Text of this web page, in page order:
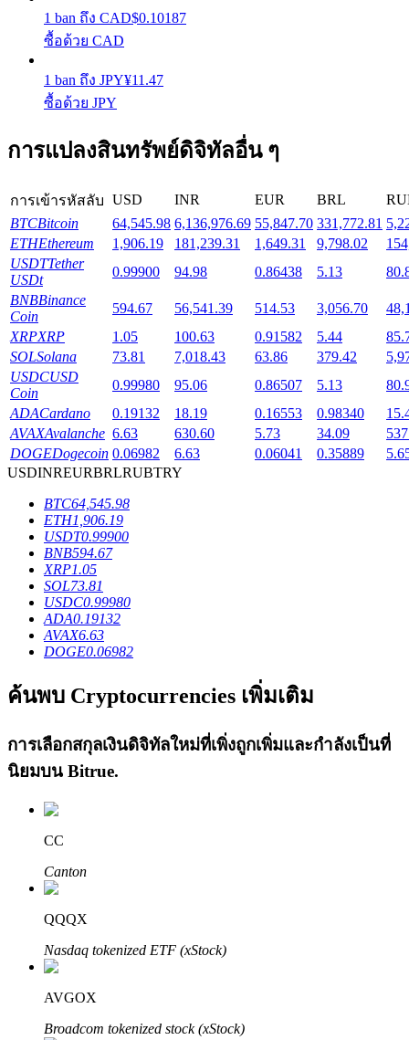
Launchpool
การเซ้งแบบยืดหยุ่นเพื่อรับโทเคนยอดนิยม
การล็อค BTR
การลงทุนพิเศษสำหรับผู้ถือ BTR
เงินกู้
บริการยืมเงินที่ได้รับการสนับสนุนจาก Crypto
ลงทุนอัตโนมัติ
คว้าผลกำไรระยะยาวและผลประโยชน์ที่ยืดหยุ่น
เรียนรู้ Staking
เรียนรู้เกี่ยวกับการสร้างรายได้แบบพาสซีฟ
Bitrue
1 ban ถึง CAD$0.10187
ซื้อด้วย CAD
1 ban ถึง JPY¥11.47
ซื้อด้วย JPY
การแปลงสินทรัพย์ดิจิทัลอื่น ๆ
การเข้ารหัสลับ USD INR EUR BRL
BTCBitcoin 64,545.98 6,136,976.69 55,847.70 331,772.81
ETHEthereum 1,906.19 181,239.31 1,649.31 9,798.02
USDTTether
USDt
0.99900 94.98 0.86438 5.13
BNBBinance
Coin
594.67 56,541.39 514.53 3,056.70
XRPXRP 1.05 100.63 0.91582 5.44
SOLSolana 73.81 7,018.43 63.86 379.42
USDCUSD
Coin
0.99980 95.06 0.86507 5.13
ADACardano 0.19132 18.19 0.16553 0.98340
AVAXAvalanche 6.63 630.60 5.73 34.09
DOGEDogecoin 0.06982 6.63 0.06041 0.35889
USDINREURBRLRUBTRY
BTC64,545.98
ETH1,906.19
USDT0.99900
BNB594.67
XRP1.05
SOL73.81
USDC0.99980
ADA0.19132
AVAX6.63
DOGE0.06982
ค้นพบ Cryptocurrencies เพิ่มเติม
การเลือกสกุลเงินดิจิทัลใหม่ที่เพิ่งถูกเพิ่มและกำลังเป็นที่
นิยมบน Bitrue.
CC
Canton
QQQX
Nasdaq tokenized ETF (xStock)
AVGOX
Broadcom tokenized stock (xStock)